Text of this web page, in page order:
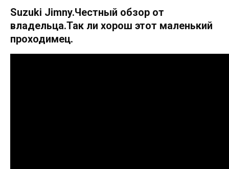
Suzuki Jimny.Честный обзор от
владельца.Так ли хорош этот маленький
проходимец.